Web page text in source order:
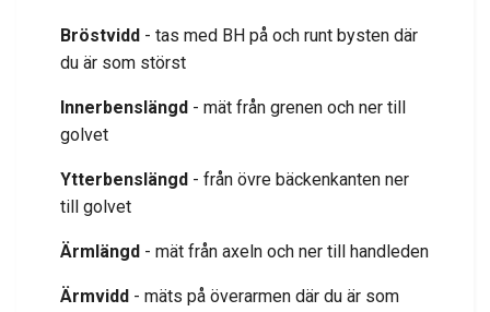
Bröstvidd - tas med BH på och runt bysten där
du är som störst
Innerbenslängd - mät från grenen och ner till
golvet
Ytterbenslängd - från övre bäckenkanten ner
till golvet
Ärmlängd - mät från axeln och ner till handleden
Ärmvidd - mäts på överarmen där du är som